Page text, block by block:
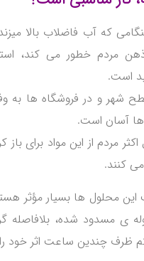
که آب فاضلاب بالا
مردم خطور می کند،
است.
شهر و در فروشگاه ها به
آسان است.
مردم از این مواد برای
کنند.
محلول ها بسیار مؤثر
ی مسدود شده، بلافاصله
چندین ساعت اثر خود را